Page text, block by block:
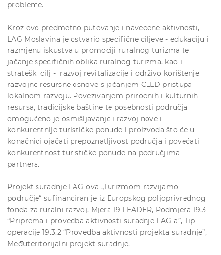
probleme.
Kroz ovo predmetno putovanje i navedene aktivnosti,
LAG Moslavina je ostvario specifične ciljeve - edukaciju i
razmjenu iskustva u promociji ruralnog turizma te
jačanje specifičnih oblika ruralnog turizma, kao i
strateški cilj - razvoj revitalizacije i održivo korištenje
razvojne resursne osnove s jačanjem CLLD pristupa
lokalnom razvoju. Povezivanjem prirodnih i kulturnih
resursa, tradicijske baštine te posebnosti područja
omogućeno je osmišljavanje i razvoj nove i
konkurentnije turističke ponude i proizvoda što će u
konačnici ojačati prepoznatljivost područja i povećati
konkurentnost turističke ponude na područjima
partnera.
Projekt suradnje LAG-ova „Turizmom razvijamo
područje“ sufinanciran je iz Europskog poljoprivrednog
fonda za ruralni razvoj, Mjera 19 LEADER, Podmjera 19.3
“Priprema i provedba aktivnosti suradnje LAG-a”, Tip
operacije 19.3.2 “Provedba aktivnosti projekta suradnje”,
Međuteritorijalni projekt suradnje.